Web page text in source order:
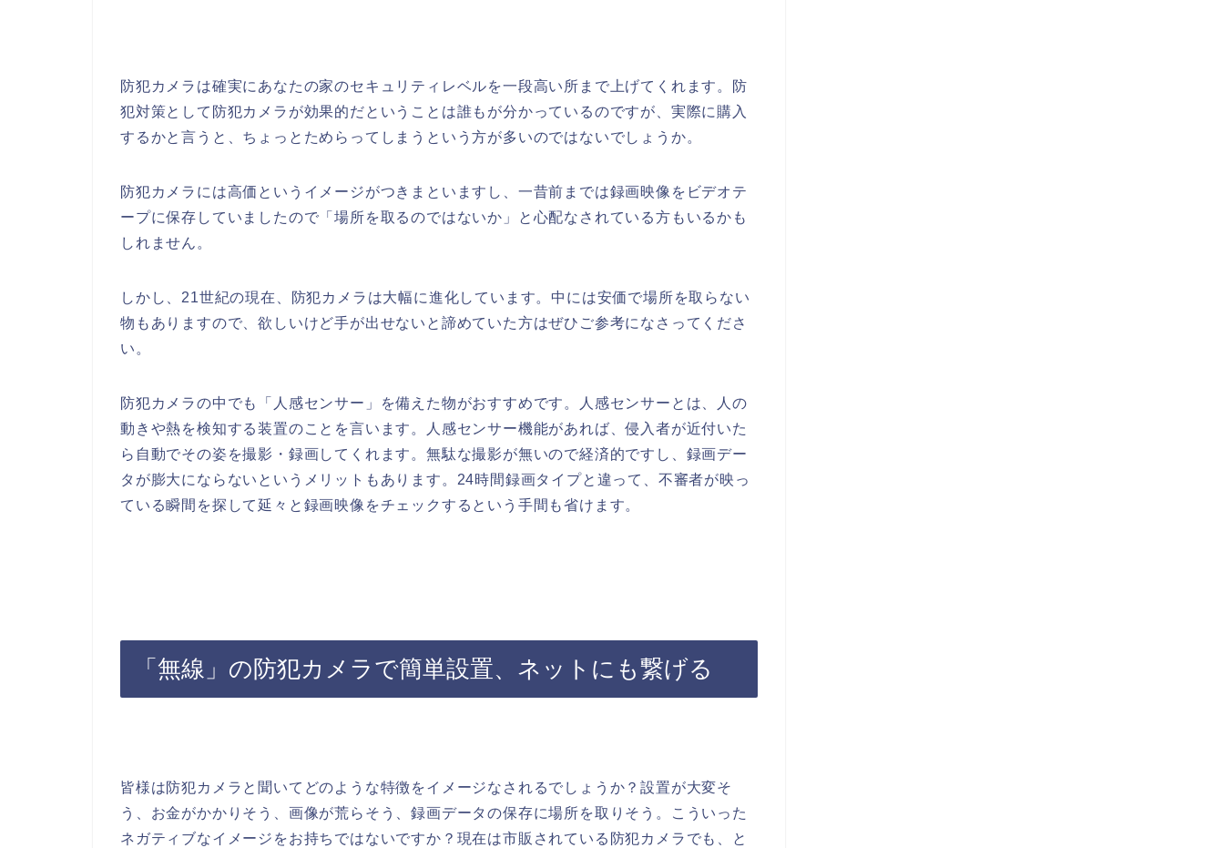
防犯カメラは確実にあなたの家のセキュリティレベルを一段高い所まで上げてくれます。防
犯対策として防犯カメラが効果的だということは誰もが分かっているのですが、実際に購入
するかと言うと、ちょっとためらってしまうという方が多いのではないでしょうか。
防犯カメラには高価というイメージがつきまといますし、一昔前までは録画映像をビデオテ
ープに保存していましたので「場所を取るのではないか」と心配なされている方もいるかも
しれません。
しかし、 21世紀の現在、防犯カメラは大幅に進化しています。中には安価で場所を取らない
物もありますので、欲しいけど手が出せないと諦めていた方はぜひご参考になさってくださ
い。
防犯カメラの中でも「人感センサー」を備えた物がおすすめです。人感センサーとは、人の
動きや熱を検知する装置のことを言います。人感センサー機能があれば、侵入者が近付いた
ら自動でその姿を撮影・録画してくれます。無駄な撮影が無いので経済的ですし、録画デー
タが膨大にならないというメリットもあります。 24時間録画タイプと違って、不審者が映っ
ている瞬間を探して延々と録画映像をチェックするという手間も省けます。
「無線」の防犯カメラで簡単設置、ネットにも繋げる
皆様は防犯カメラと聞いてどのような特徴をイメージなされるでしょうか？設置が大変そ
う、お金がかかりそう、画像が荒らそう、録画データの保存に場所を取りそう。こういった
ネガティブなイメージをお持ちではないですか？現在は市販されている防犯カメラでも、と